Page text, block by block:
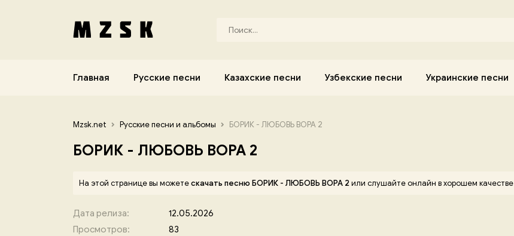
Главная Русские песни Казахские песни Узбекские песни Украинские песни
Mzsk.net Русские песни и альбомы БОРИК - ЛЮБОВЬ ВОРА 2
БОРИК - ЛЮБОВЬ ВОРА 2
На этой странице вы можетескачать песню БОРИК - ЛЮБОВЬ ВОРА 2или слушайте онлайн в хорошем качестве
Дата релиза:
12.05.2026
Просмотров:
83